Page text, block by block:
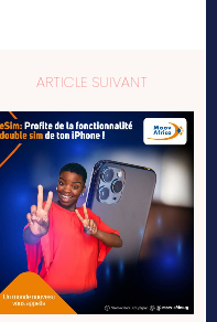
ARTICLE SUIVANT